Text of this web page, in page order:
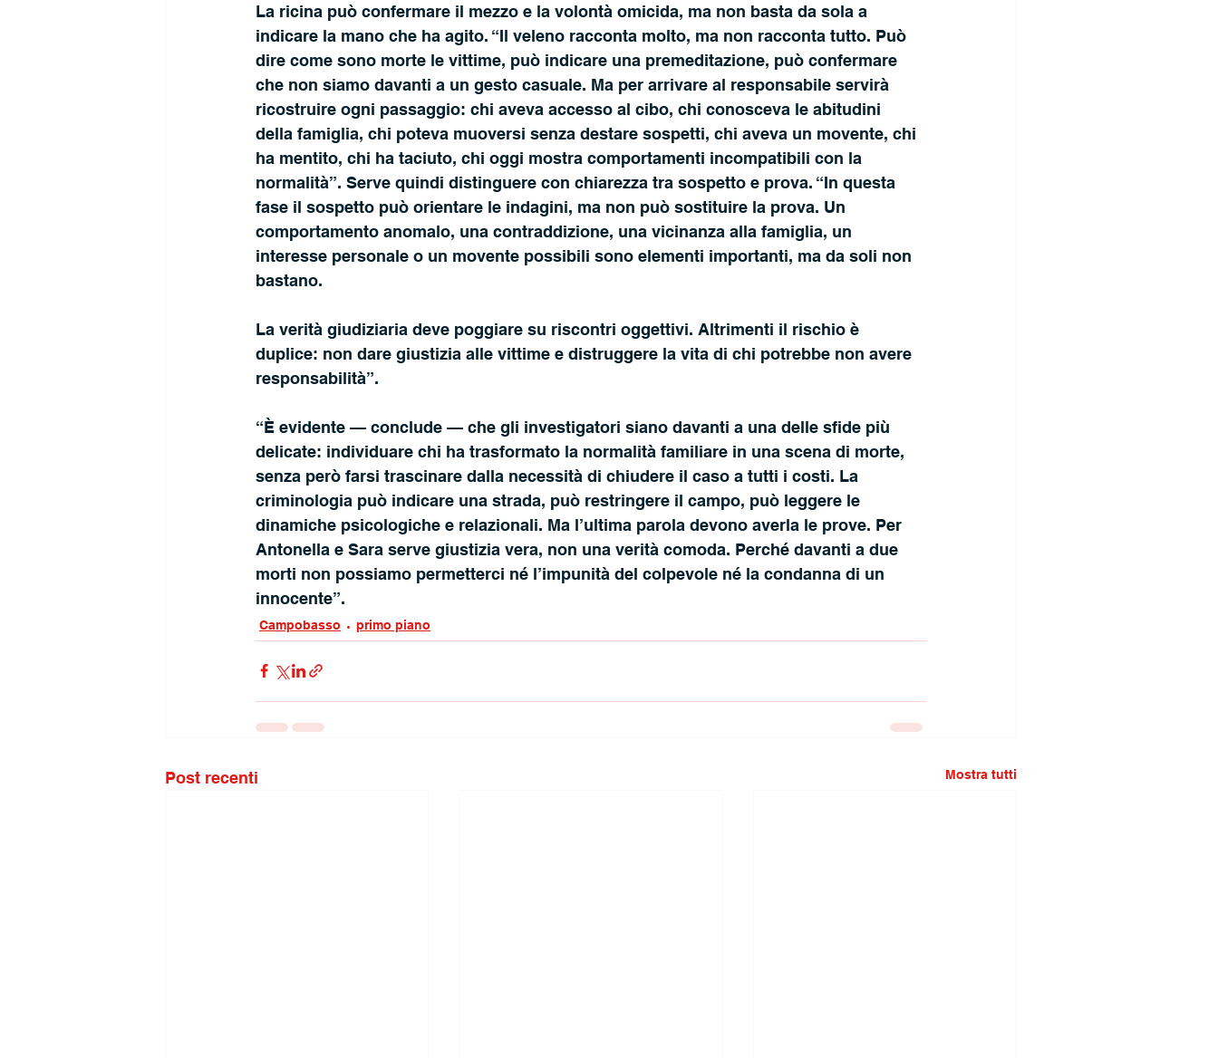
La ricina può confermare il mezzo e la volontà omicida, ma non basta da sola a
indicare la mano che ha agito. “Il veleno racconta molto, ma non racconta tutto. Può
dire come sono morte le vittime, può indicare una premeditazione, può confermare
che non siamo davanti a un gesto casuale. Ma per arrivare al responsabile servirà
ricostruire ogni passaggio: chi aveva accesso al cibo, chi conosceva le abitudini
della famiglia, chi poteva muoversi senza destare sospetti, chi aveva un movente, chi
ha mentito, chi ha taciuto, chi oggi mostra comportamenti incompatibili con la
normalità”. Serve quindi distinguere con chiarezza tra sospetto e prova. “In questa
fase il sospetto può orientare le indagini, ma non può sostituire la prova. Un
comportamento anomalo, una contraddizione, una vicinanza alla famiglia, un
interesse personale o un movente possibili sono elementi importanti, ma da soli non
bastano.
La verità giudiziaria deve poggiare su riscontri oggettivi. Altrimenti il rischio è
duplice: non dare giustizia alle vittime e distruggere la vita di chi potrebbe non avere
responsabilità”.
“È evidente — conclude — che gli investigatori siano davanti a una delle sfide più
delicate: individuare chi ha trasformato la normalità familiare in una scena di morte,
senza però farsi trascinare dalla necessità di chiudere il caso a tutti i costi. La
criminologia può indicare una strada, può restringere il campo, può leggere le
dinamiche psicologiche e relazionali. Ma l’ultima parola devono averla le prove. Per
Antonella e Sara serve giustizia vera, non una verità comoda. Perché davanti a due
morti non possiamo permetterci né l’impunità del colpevole né la condanna di un
innocente”.
Campobasso primo piano
Post recenti Mostra tutti